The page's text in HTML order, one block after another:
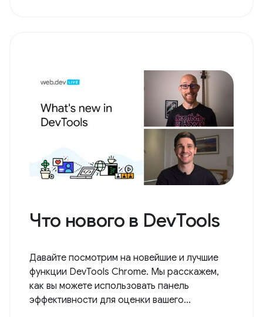
Что нового в DevTools
Давайте посмотрим на новейшие и лучшие
функции DevTools Chrome. Мы расскажем,
как вы можете использовать панель
эффективности для оценки вашего...